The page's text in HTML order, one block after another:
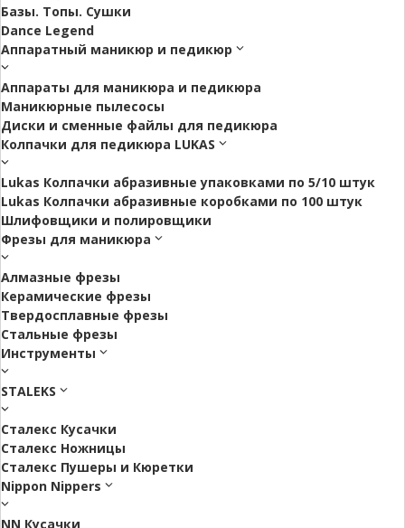
Базы. Топы. Сушки
Dance Legend
Аппаратный маникюр и педикюр
Аппараты для маникюра и педикюра
Маникюрные пылесосы
Диски и сменные файлы для педикюра
Колпачки для педикюра LUKAS
Lukas Колпачки абразивные упаковками по 5/10 штук
Lukas Колпачки абразивные коробками по 100 штук
Шлифовщики и полировщики
Фрезы для маникюра
Алмазные фрезы
Керамические фрезы
Твердосплавные фрезы
Стальные фрезы
Инструменты
STALEKS
Сталекс Кусачки
Сталекс Ножницы
Сталекс Пушеры и Кюретки
Nippon Nippers
NN Кусачки